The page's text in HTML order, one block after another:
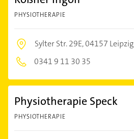
PHYSIOTHERAPIE
Sylter Str. 29E,04157 Leipzig
0341 9 11 30 35
Physiotherapie Speck
PHYSIOTHERAPIE